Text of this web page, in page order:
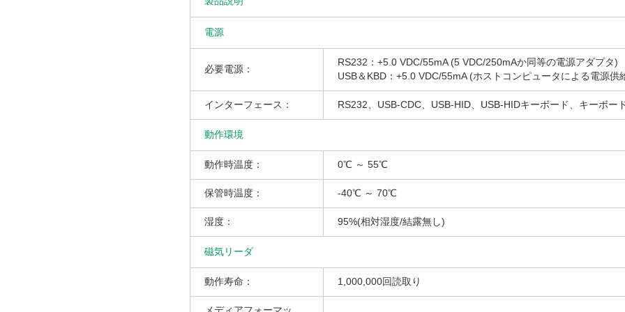
電源
必要電源：
RS232：+5.0 VDC/55mA (5 VDC/250mAか同等の電源アダプタ)
USB＆KBD：+5.0 VDC/55mA (ホストコンピュータによる電源供
インターフェース： RS232、USB-CDC、USB-HID、USB-HIDキーボード、キーボー
動作環境
動作時温度： 0℃ ～ 55℃
保管時温度： -40℃ ～ 70℃
湿度： 95%(相対湿度/結露無し)
磁気リーダ
動作寿命： 1,000,000回読取り